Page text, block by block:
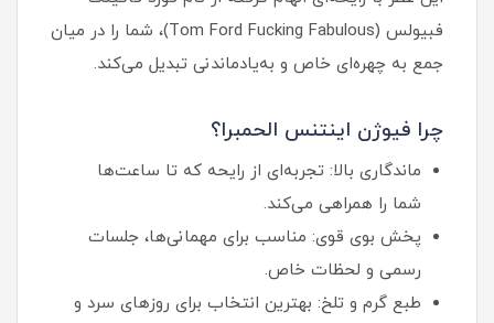
فبیولس (Tom Ford Fucking Fabulous)، شما را در میان
جمع به چهره‌ای خاص و به‌یادماندنی تبدیل می‌کند.
چرا فیوژن اینتنس الحمبرا؟
ماندگاری بالا: تجربه‌ای از رایحه که تا ساعت‌ها
شما را همراهی می‌کند.
پخش بوی قوی: مناسب برای مهمانی‌ها، جلسات
رسمی و لحظات خاص.
طبع گرم و تلخ: بهترین انتخاب برای روزهای سرد و